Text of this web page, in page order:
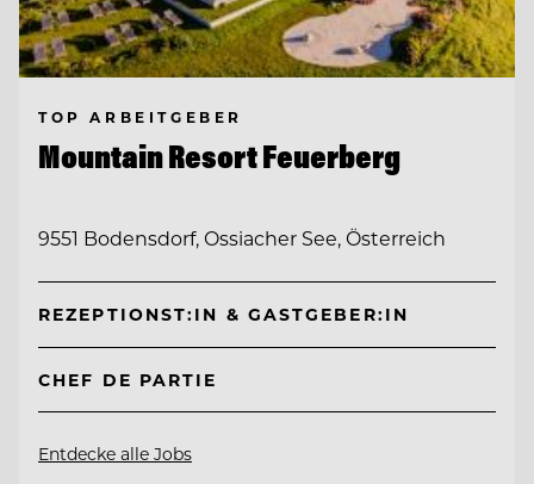
TOP ARBEITGEBER
Mountain Resort Feuerberg
9551 Bodensdorf, Ossiacher See, Österreich
REZEPTIONST:IN & GASTGEBER:IN
CHEF DE PARTIE
Entdecke alle Jobs